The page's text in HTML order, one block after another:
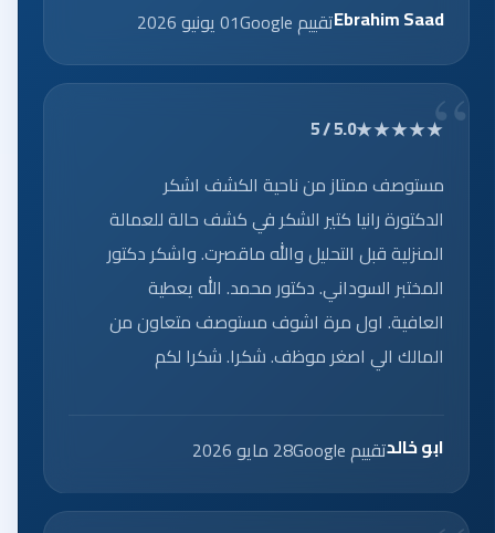
Ebrahim Saadتقييم Google 01 يونيو 2026
★★★★★
5.0 / 5
مستوصف ممتاز من ناحية الكشف اشكر
الدكتورة رانيا كتير الشكر في كشف حالة للعمالة
المنزلية قبل التحليل والله ماقصرت. واشكر دكتور
المختبر السوداني. دكتور محمد. الله يعطية
العافية. اول مرة اشوف مستوصف متعاون من
المالك الي اصغر موظف. شكرا. شكرا لكم
ابو خالدتقييم Google 28 مايو 2026